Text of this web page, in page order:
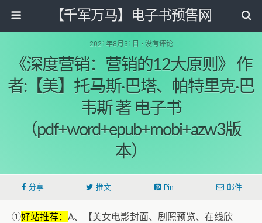
【千军万马】电子书预售网
2021年8月31日 • 没有评论
《深度营销：营销的12大原则》 作
者:【美】托马斯·巴塔、帕特里克·巴
韦斯 著 电子书
（pdf+word+epub+mobi+azw3版
本）
分享 推文 Pin 邮件
①好站推荐： A、【美女电影封面、剧照预览、在线欣